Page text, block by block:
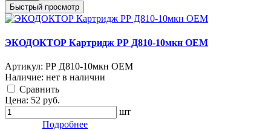
Быстрый просмотр
ЭКОДОКТОР Картридж РР Д810-10мкн ОЕМ
Артикул: РР Д810-10мкн ОЕМ
Наличие: нет в наличии
Cравнить
Цена: 52 руб.
шт
Подробнее